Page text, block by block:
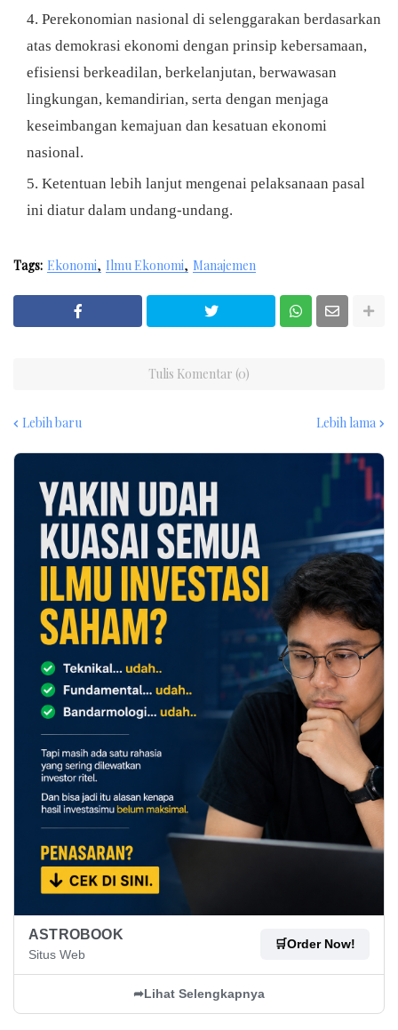
Perekonomian nasional di selenggarakan berdasarkan
atas demokrasi ekonomi dengan prinsip kebersamaan,
efisiensi berkeadilan, berkelanjutan, berwawasan
lingkungan, kemandirian, serta dengan menjaga
keseimbangan kemajuan dan kesatuan ekonomi
nasional.
Ketentuan lebih lanjut mengenai pelaksanaan pasal
ini diatur dalam undang-undang.
Tags: Ekonomi Ilmu Ekonomi Manajemen
Tulis Komentar (0)
Lebih baru Lebih lama
ASTROBOOK
Situs Web
🛒Order Now!
➦Lihat Selengkapnya